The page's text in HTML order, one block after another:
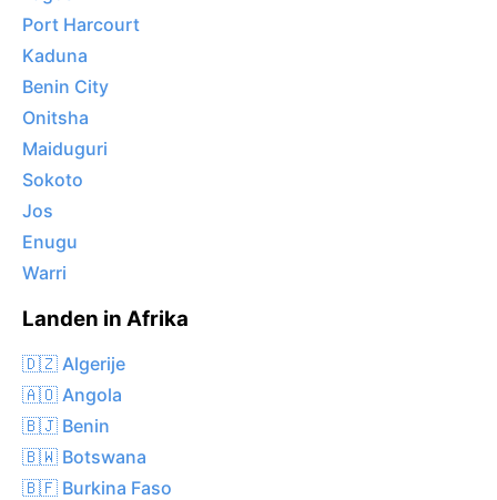
Port Harcourt
Kaduna
Benin City
Onitsha
Maiduguri
Sokoto
Jos
Enugu
Warri
Landen in Afrika
🇩🇿 Algerije
🇦🇴 Angola
🇧🇯 Benin
🇧🇼 Botswana
🇧🇫 Burkina Faso